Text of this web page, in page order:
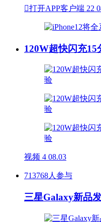
打开APP客户端 22
120W超快闪充
视频 4 08.03
713768人参与
三星Galaxy新品